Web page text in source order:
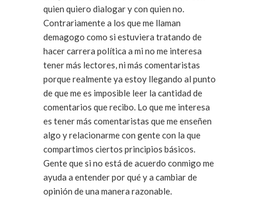
quien quiero dialogar y con quien no.
Contrariamente a los que me llaman
demagogo como si estuviera tratando de
hacer carrera política a mi no me interesa
tener más lectores, ni más comentaristas
porque realmente ya estoy llegando al punto
de que me es imposible leer la cantidad de
comentarios que recibo. Lo que me interesa
es tener más comentaristas que me enseñen
algo y relacionarme con gente con la que
compartimos ciertos principios básicos.
Gente que si no está de acuerdo conmigo me
ayuda a entender por qué y a cambiar de
opinión de una manera razonable.